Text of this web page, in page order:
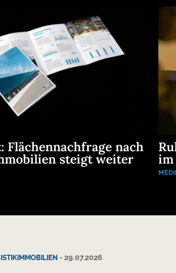
Flächennachfrage nach
steigt weiter im
- 29.07.2026